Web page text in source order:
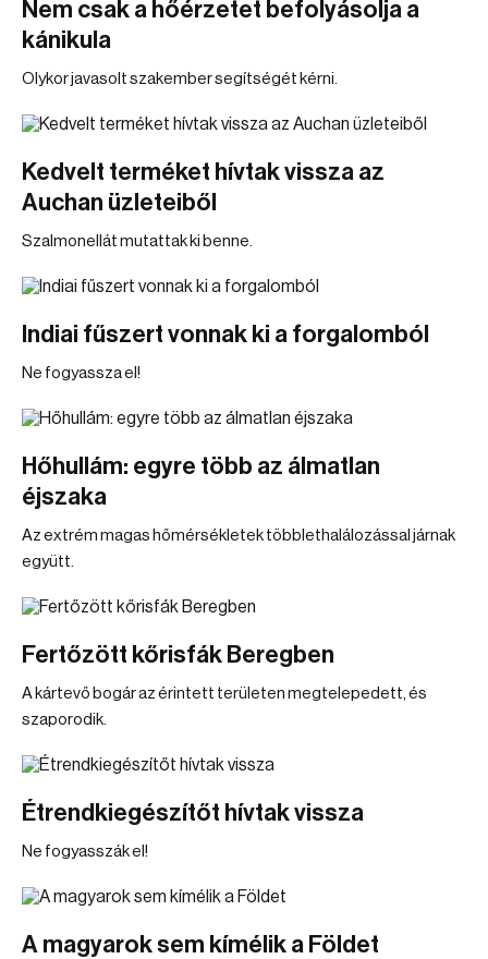
Nem csak a hőérzetet befolyásolja a
kánikula
Olykor javasolt szakember segítségét kérni.
Kedvelt terméket hívtak vissza az
Auchan üzleteiből
Szalmonellát mutattak ki benne.
Indiai fűszert vonnak ki a forgalomból
Ne fogyassza el!
Hőhullám: egyre több az álmatlan
éjszaka
Az extrém magas hőmérsékletek többlethalálozással járnak
együtt.
Fertőzött kőrisfák Beregben
A kártevő bogár az érintett területen megtelepedett, és
szaporodik.
Étrendkiegészítőt hívtak vissza
Ne fogyasszák el!
A magyarok sem kímélik a Földet